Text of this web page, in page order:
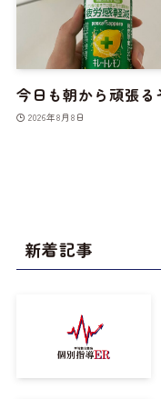
今日も朝から頑張る
2026年8月8日
新着記事